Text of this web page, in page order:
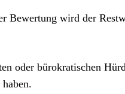
Bewertung wird der
oder bürokratischen